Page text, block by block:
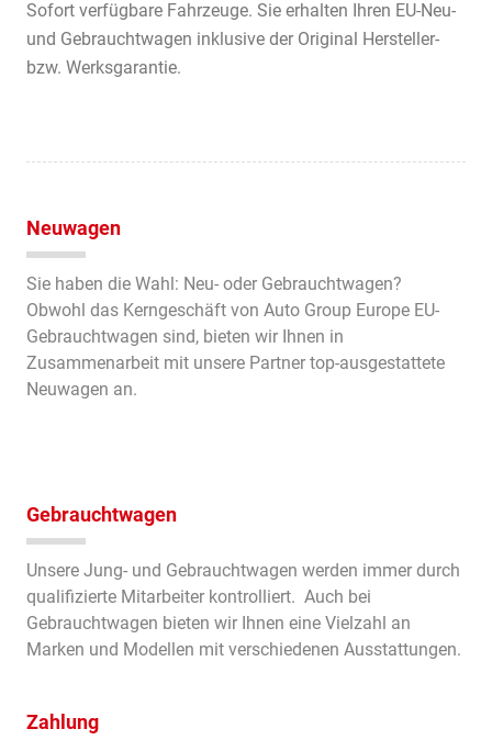
Sofort verfügbare Fahrzeuge. Sie erhalten Ihren EU-Neu-
und Gebrauchtwagen inklusive der Original Hersteller-
bzw. Werksgarantie.
Neuwagen
Sie haben die Wahl: Neu- oder Gebrauchtwagen?
Obwohl das Kerngeschäft von Auto Group Europe EU-
Gebrauchtwagen sind, bieten wir Ihnen in
Zusammenarbeit mit unsere Partner top-ausgestattete
Neuwagen an.
Gebrauchtwagen
Unsere Jung- und Gebrauchtwagen werden immer durch
qualifizierte Mitarbeiter kontrolliert. Auch bei
Gebrauchtwagen bieten wir Ihnen eine Vielzahl an
Marken und Modellen mit verschiedenen Ausstattungen.
Zahlung